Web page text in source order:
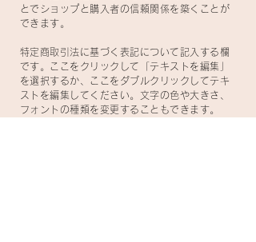
とでショップと購入者の信頼関係を築くことが
できます。
特定商取引法に基づく表記について記入する欄
です。ここをクリックして「テキストを編集」
を選択するか、ここをダブルクリックしてテキ
ストを編集してください。文字の色や大きさ、
フォントの種類を変更することもできます。